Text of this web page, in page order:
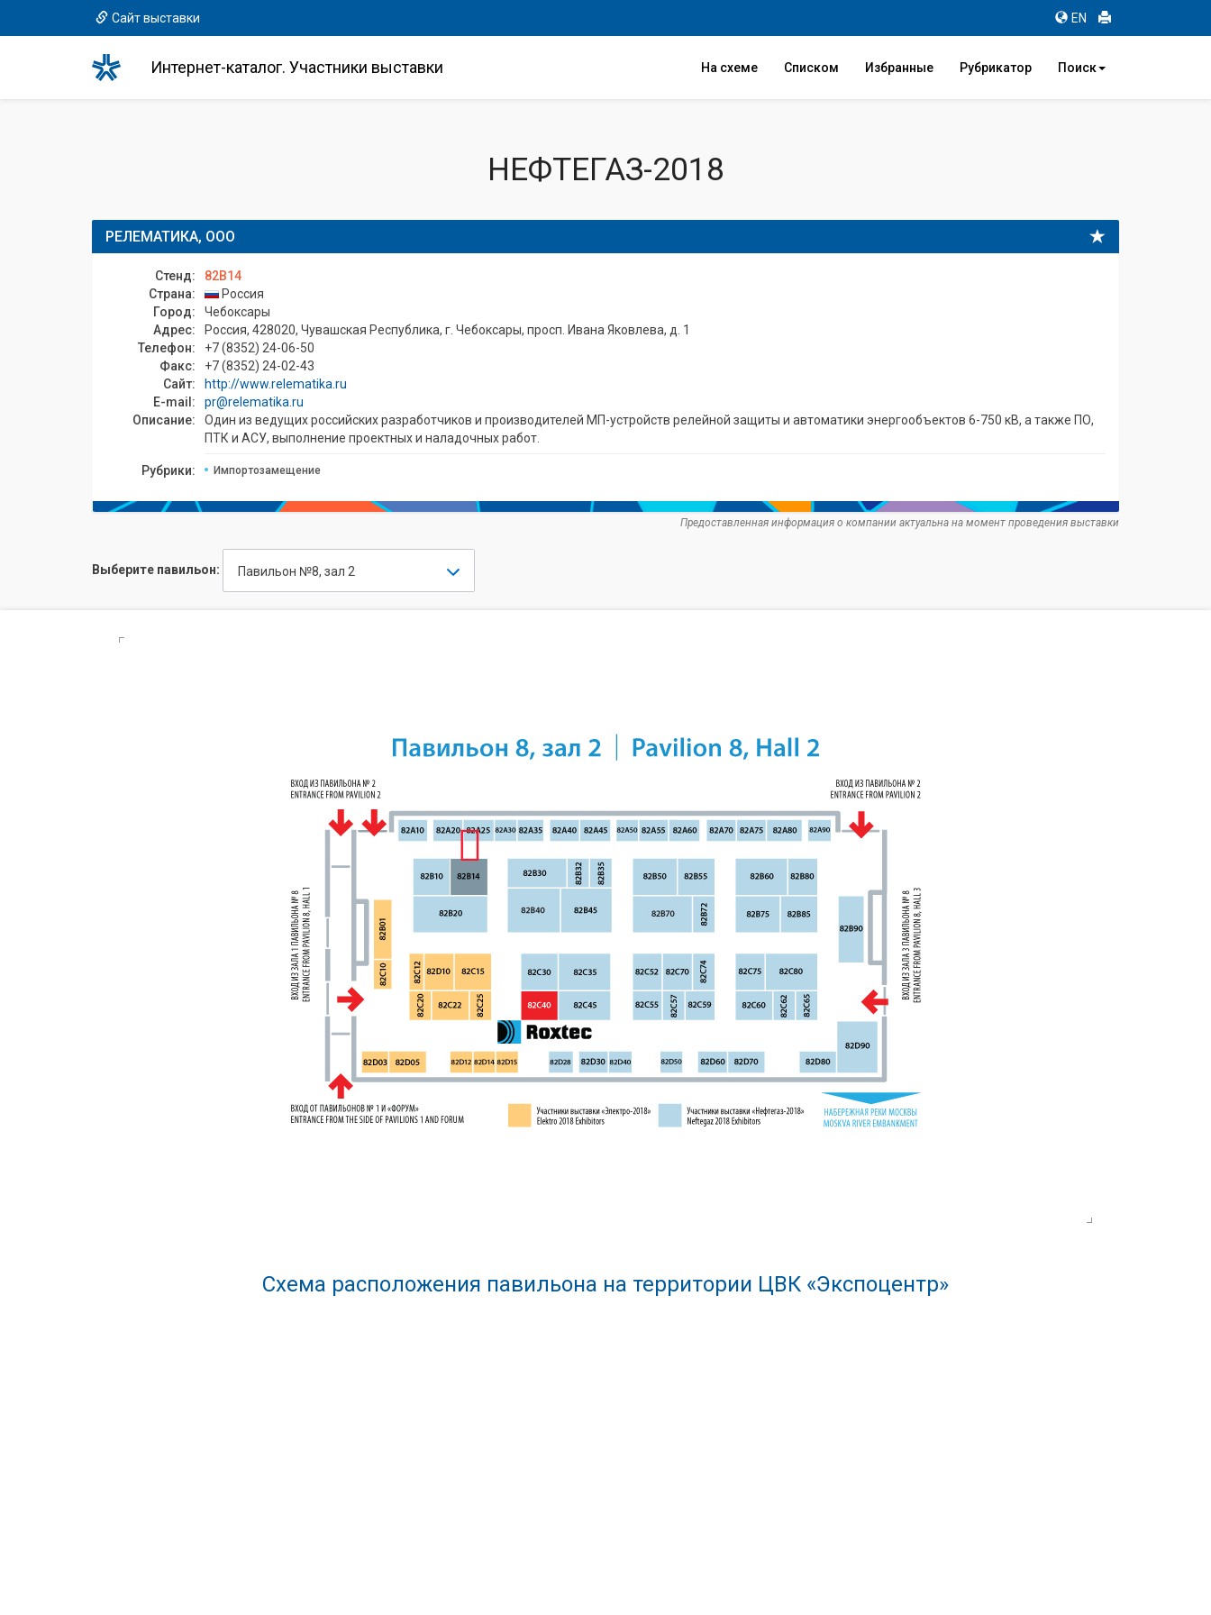
Сайт выставки EN
Интернет-каталог. Участники выставки На схеме Списком Избранные Рубрикатор Поиск
НЕФТЕГАЗ-2018
РЕЛЕМАТИКА, ООО
Стенд:
82B14
Страна:
Россия
Город:
Чебоксары
Адрес:
Россия, 428020, Чувашская Республика, г. Чебоксары, просп. Ивана Яковлева, д. 1
Телефон:
+7 (8352) 24-06-50
Факс:
+7 (8352) 24-02-43
Сайт:
http://www.relematika.ru
E-mail:
pr@relematika.ru
Описание:
Один из ведущих российских разработчиков и производителей МП-устройств релейной защиты и автоматики энергообъектов 6-750 кВ, а также ПО,
ПТК и АСУ, выполнение проектных и наладочных работ.
Рубрики: Импортозамещение
Предоставленная информация о компании актуальна на момент проведения выставки
Выберите павильон: Павильон №8, зал 2
Схема расположения павильона на территории ЦВК «Экспоцентр»